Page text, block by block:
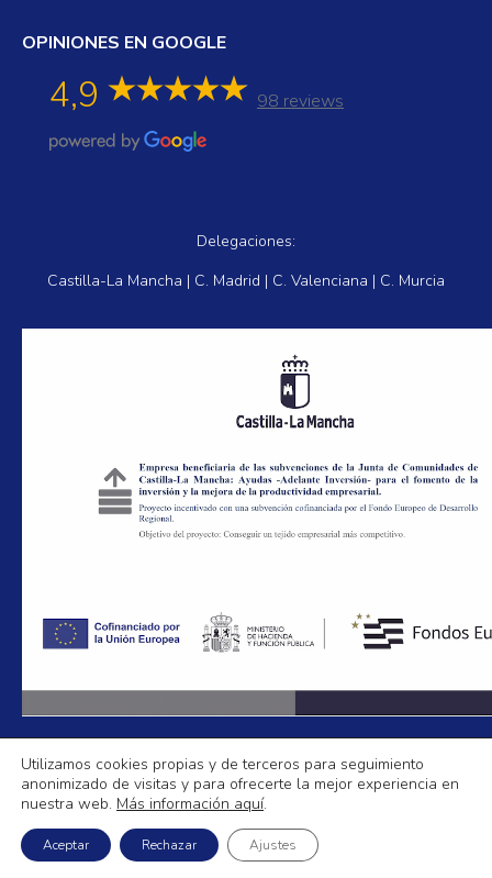
OPINIONES EN GOOGLE
4,9 98 reviews
Delegaciones:
Castilla-La Mancha | C. Madrid | C. Valenciana | C. Murcia
Aislamientos La Mancha
Política de Privacidad|Aviso legal|Política de Cookies
Utilizamos cookies propias y de terceros para seguimiento
anonimizado de visitas y para ofrecerte la mejor experiencia en
nuestra web. Más información aquí.
Aceptar Rechazar Ajustes